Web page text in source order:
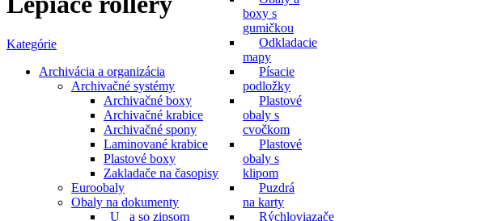
boxy s
gumičkou
Odkladacie
mapy
Písacie
podložky
Plastové
obaly s
cvočkom
Plastové
obaly s
klipom
Puzdrá
na karty
Rýchloviazače
Kategórie
Archivácia a organizácia
Archivačné systémy
Archivačné boxy
Archivačné krabice
Archivačné spony
Laminované krabice
Plastové boxy
Zakladače na časopisy
Euroobaly
Obaly na dokumenty
_U_ a so zipsom